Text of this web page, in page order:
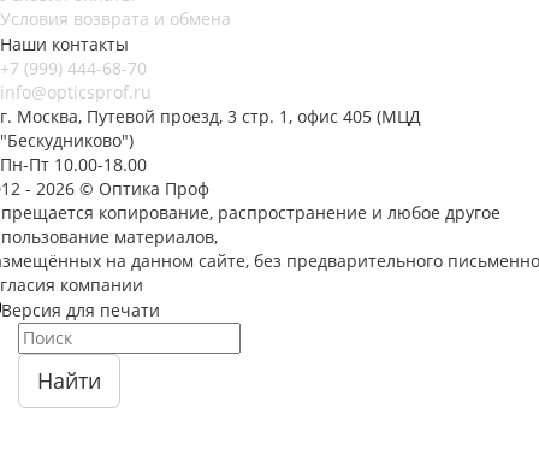
Условия возврата и обмена
Наши контакты
+7 (999) 444-68-70
info@opticsprof.ru
г. Москва, Путевой проезд, 3 стр. 1, офис 405 (МЦД
"Бескудниково")
Пн-Пт 10.00-18.00
- 2026 © Оптика Проф
копирование, распространение и любое другое
материалов,
на данном сайте, без предварительного
компании
Версия для печати
Найти